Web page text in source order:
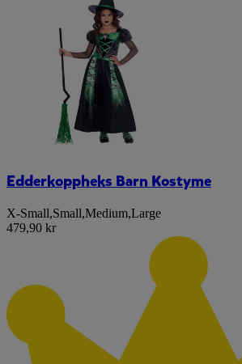
Edderkoppheks Barn Kostyme
X-Small,Small,Medium,Large
479,90 kr